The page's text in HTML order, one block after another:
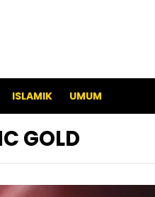
ISLAMIK UMUM
GOLD